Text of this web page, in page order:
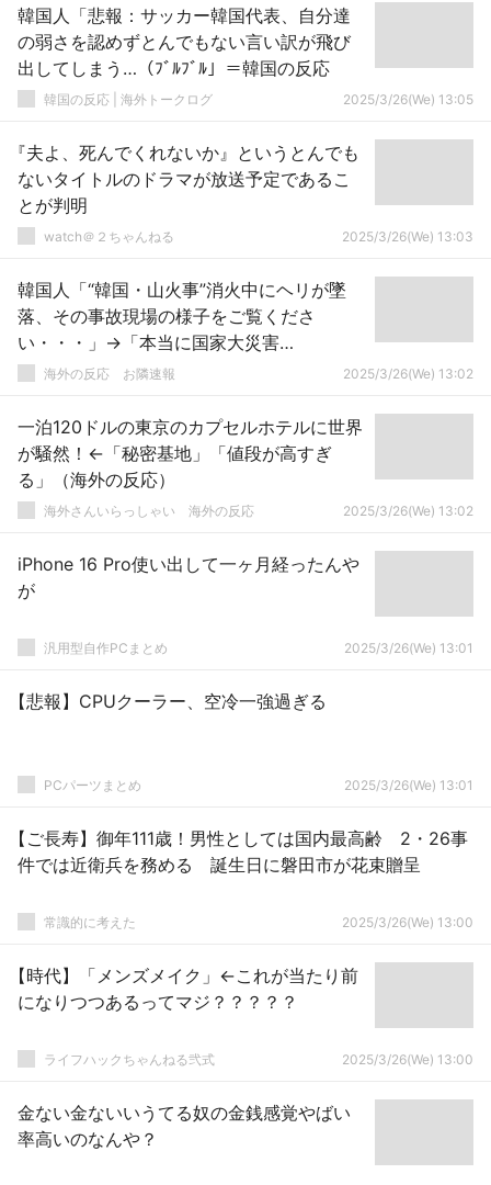
韓国人「悲報：サッカー韓国代表、自分達
の弱さを認めずとんでもない言い訳が飛び
出してしまう…（ﾌﾞﾙﾌﾞﾙ」＝韓国の反応
韓国の反応 | 海外トークログ 2025/3/26(We) 13:05
『夫よ、死んでくれないか』というとんでも
ないタイトルのドラマが放送予定であるこ
とが判明
watch＠２ちゃんねる 2025/3/26(We) 13:03
韓国人「“韓国・山火事”消火中にヘリが墜
落、その事故現場の様子をご覧くださ
い・・・」→「本当に国家大災害
だ・・・」「今回の山火事は人命被害が多
海外の反応 お隣速報 2025/3/26(We) 13:02
一泊120ドルの東京のカプセルホテルに世界
が騒然！←「秘密基地」「値段が高すぎ
る」（海外の反応）
海外さんいらっしゃい 海外の反応 2025/3/26(We) 13:02
iPhone 16 Pro使い出して一ヶ月経ったんや
が
汎用型自作PCまとめ 2025/3/26(We) 13:01
【悲報】CPUクーラー、空冷一強過ぎる
PCパーツまとめ 2025/3/26(We) 13:01
【ご長寿】御年111歳！男性としては国内最高齢 2・26事
件では近衛兵を務める 誕生日に磐田市が花束贈呈
常識的に考えた 2025/3/26(We) 13:00
【時代】「メンズメイク」←これが当たり前
になりつつあるってマジ？？？？？
ライフハックちゃんねる弐式 2025/3/26(We) 13:00
金ない金ないいうてる奴の金銭感覚やばい
率高いのなんや？